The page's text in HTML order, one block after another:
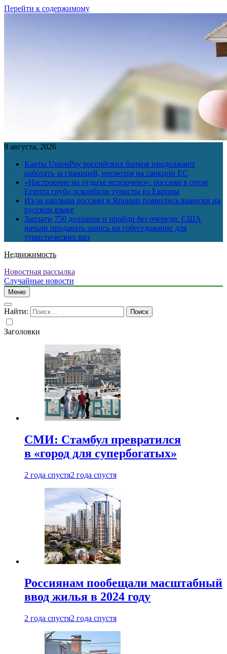
Перейти к содержимому
9 августа, 2026
Карты UnionPay российских банков продолжают
работать за границей, несмотря на санкции ЕС
«Настроение на отдыхе испорчено»: россиян в отеле
Египта грубо оскорбили туристы из Европы
Из-за наплыва россиян в Японии появились вывески на
русском языке
Заплати 750 долларов и пройди без очереди: США
начали продавать запись на собеседование для
туристических виз
Недвижимость
Новостная рассылка
Случайные новости
Меню
Найти:
Заголовки
СМИ: Стамбул превратился
в «город для супербогатых»
2 года спустя2 года спустя
Россиянам пообещали масштабный
ввод жилья в 2024 году
2 года спустя2 года спустя